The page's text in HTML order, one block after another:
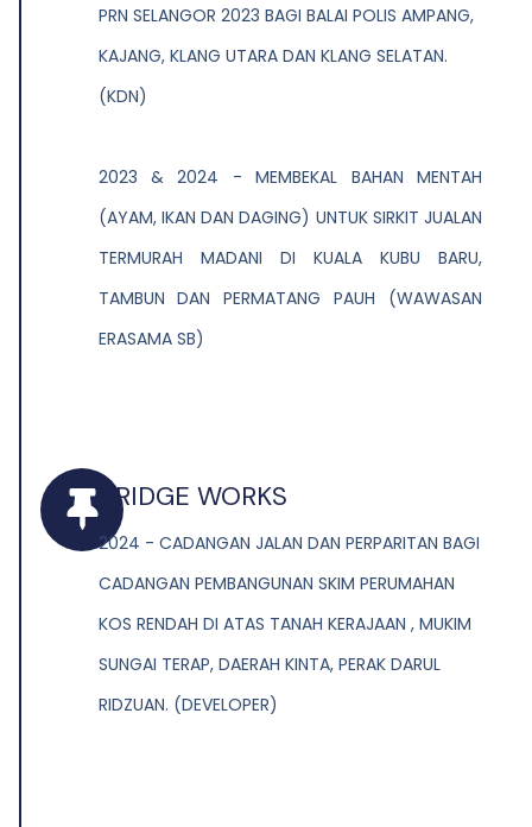
PRN SELANGOR 2023 BAGI BALAI POLIS AMPANG,
KAJANG, KLANG UTARA DAN KLANG SELATAN.
(KDN)
2023 & 2024 - MEMBEKAL BAHAN MENTAH
(AYAM, IKAN DAN DAGING) UNTUK SIRKIT JUALAN
TERMURAH MADANI DI KUALA KUBU BARU,
TAMBUN DAN PERMATANG PAUH (WAWASAN
ERASAMA SB)
BRIDGE WORKS
2024 - CADANGAN JALAN DAN PERPARITAN BAGI
CADANGAN PEMBANGUNAN SKIM PERUMAHAN
KOS RENDAH DI ATAS TANAH KERAJAAN , MUKIM
SUNGAI TERAP, DAERAH KINTA, PERAK DARUL
RIDZUAN. (DEVELOPER)